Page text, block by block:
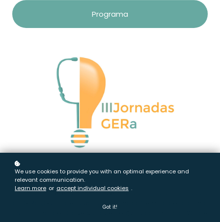
Programa
É com grande entusiasmo que anunciamos as III Jornadas
do GERa (Grupo de Estudos da Ramada), em parceria com a
We use cookies to provide you with an optimal experience and
relevant communication.
Learn more or accept individual cookies .
Got it!